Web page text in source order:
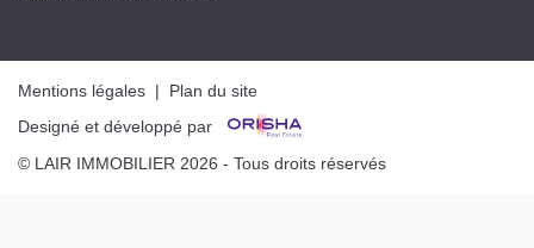
Mentions légales | Plan du site
Designé et développé par
© LAIR IMMOBILIER 2026 - Tous droits réservés